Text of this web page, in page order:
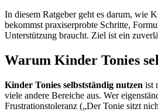
In diesem Ratgeber geht es darum, wie
bekommst praxiserprobte Schritte,
Unterstützung braucht. Ziel ist ein
Warum Kinder Tonies
Kinder Tonies selbstständig nutzen ist
viele andere Bereiche aus. Wer
Frustrationstoleranz („Der Tonie sitzt